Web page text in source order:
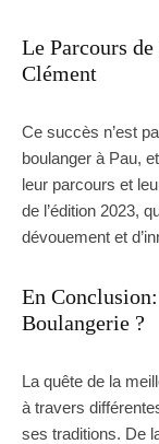
Le Parcours
Clément
Ce succès n’est
boulanger à Pau,
leur parcours et
de l’édition 2023,
dévouement et
En
Boulangerie ?
La quête de la
à travers
ses traditions. De